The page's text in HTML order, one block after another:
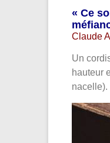
« Ce
Claude
Un
hauteur
nacelle).